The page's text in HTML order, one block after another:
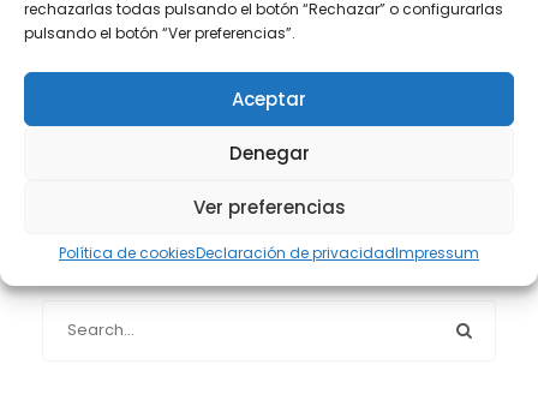
rechazarlas todas pulsando el botón “Rechazar” o configurarlas
pulsando el botón “Ver preferencias”.
Aceptar
Denegar
Ver preferencias
Política de cookiesDeclaración de privacidadImpressum
Protección de datos(40)
Buscador de artículos